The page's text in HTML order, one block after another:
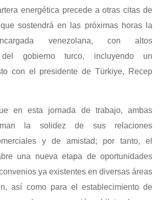
energética precede a otras citas de
sostendrá en las próximas horas la
venezolana, con altos
del gobierno turco, incluyendo un
con el presidente de Türkiye, Recep
en esta jornada de trabajo, ambas
la solidez de sus relaciones
y de amistad; por tanto, el
una nueva etapa de oportunidades
ya existentes en diversas áreas
así como para el establecimiento de